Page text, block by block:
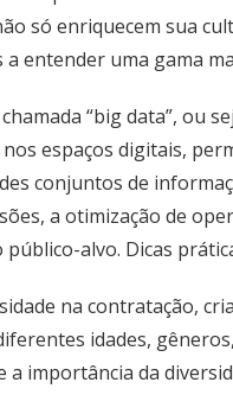
só enriquecem sua
entender uma gama
“big data”, ou
espaços digitais,
conjuntos de
a otimização de
alvo. Dicas
na contratação,
idades,
importância da